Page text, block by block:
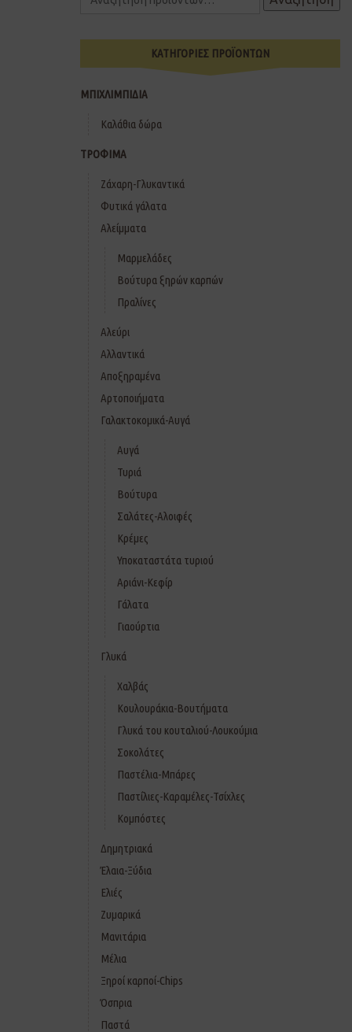
ΚΑΤΗΓΟΡΙΕΣ ΠΡΟΪΟΝΤΩΝ
ΜΠΙΧΛΙΜΠΙΔΙΑ
Καλάθια δώρα
ΤΡΟΦΙΜΑ
Ζάχαρη-Γλυκαντικά
Φυτικά γάλατα
Αλείμματα
Μαρμελάδες
Βούτυρα ξηρών καρπών
Πραλίνες
Αλεύρι
Αλλαντικά
Αποξηραμένα
Αρτοποιήματα
Γαλακτοκομικά-Αυγά
Αυγά
Τυριά
Βούτυρα
Σαλάτες-Αλοιφές
Κρέμες
Υποκαταστάτα τυριού
Αριάνι-Κεφίρ
Γάλατα
Γιαούρτια
Γλυκά
Χαλβάς
Κουλουράκια-Βουτήματα
Γλυκά του κουταλιού-Λουκούμια
Σοκολάτες
Παστέλια-Μπάρες
Παστίλιες-Καραμέλες-Τσίχλες
Κομπόστες
Δημητριακά
Έλαια-Ξύδια
Ελιές
Ζυμαρικά
Μανιτάρια
Μέλια
Ξηροί καρποί-Chips
Όσπρια
Παστά